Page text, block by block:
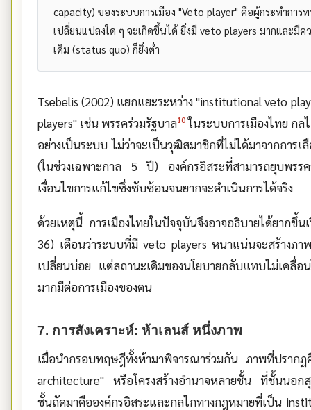
capacity) ของระบบการเมือง "Veto player" คือผู้กระทำการ
เปลี่ยนแปลงใด ๆ จะเกิดขึ้นได้ ยิ่งมี veto players มากและมี
เดิม (status quo) ก็ยิ่งต่ำ
Tsebelis (2002) แยกแยะระหว่าง "institutional veto
players" เช่น พรรคร่วมรัฐบาล10 ในระบบการเมืองไทย กล
อย่างเป็นระบบ ไม่ว่าจะเป็นวุฒิสมาชิกที่ไม่ได้มาจากการ
(ในช่วงเฉพาะกาล 5 ปี) องค์กรอิสระที่สามารถยุบพรร
เงื่อนไขการแก้ไขซึ่งซับซ้อนจนยากจะดำเนินการได้จริง
ด้วยเหตุนี้ การเมืองไทยในปัจจุบันจึงอาจอธิบายได้ยาก
36) เตือนว่าระบบที่มี veto players หนาแน่นจะสร้างภา
เปลี่ยนบ่อย แต่สถานะเดิมของนโยบายกลับแทบไม่เคลื่อ
มากมีต่อการเมืองของตน
7. การสังเคราะห์: ห้าเลนส์ หนึ่งภาพ
เมื่อนำกรอบทฤษฎีทั้งห้ามาพิจารณาร่วมกัน ภาพที่ปราก
architecture" หรือโครงสร้างอำนาจหลายชั้น ที่ชั้นนอกสุ
ชั้นถัดมาคือองค์กรอิสระและกลไกทางกฎหมายที่เป็น